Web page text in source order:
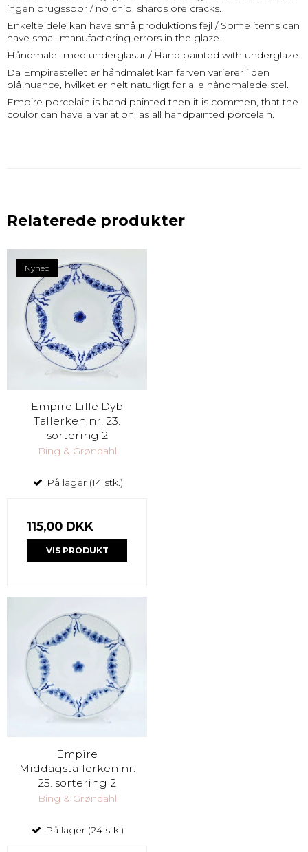
ingen brugsspor / no chip, shards ore cracks.
Enkelte dele kan have små produktions fejl / Some items can
have small manufactoring errors in the glaze.
Håndmalet med underglasur / Hand painted with underglaze.
Da Empirestellet er håndmalet kan farven varierer i den
blå nuance, hvilket er helt naturligt for alle håndmalede stel.
Empire porcelain is hand painted then it is commen, that the
coulor can have a variation, as all handpainted porcelain.
Relaterede produkter
Nyhed
Empire Lille Dyb
Tallerken nr. 23.
sortering 2
Bing & Grøndahl
På lager (14 stk.)
115,00 DKK
VIS PRODUKT
Empire
Middagstallerken nr.
25. sortering 2
Bing & Grøndahl
På lager (24 stk.)